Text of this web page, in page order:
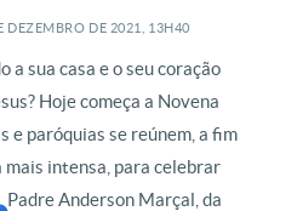
DEZEMBRO DE 2021, 13H40
a sua casa e o seu coração
Hoje começa a Novena
e paróquias se reúnem, a fim
mais intensa, para celebrar
Anderson Marçal, da